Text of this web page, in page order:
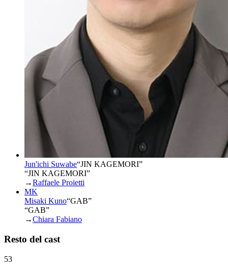
Jun'ichi Suwabe“JIN KAGEMORI”
“JIN KAGEMORI”
→Raffaele Proietti
MK
Misaki Kuno“GAB”
“GAB”
→Chiara Fabiano
Resto del cast
53